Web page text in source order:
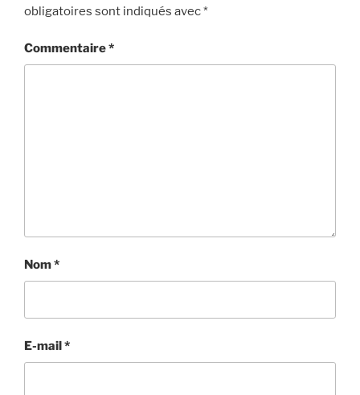
obligatoires sont indiqués avec*
Commentaire*
Nom*
E-mail*